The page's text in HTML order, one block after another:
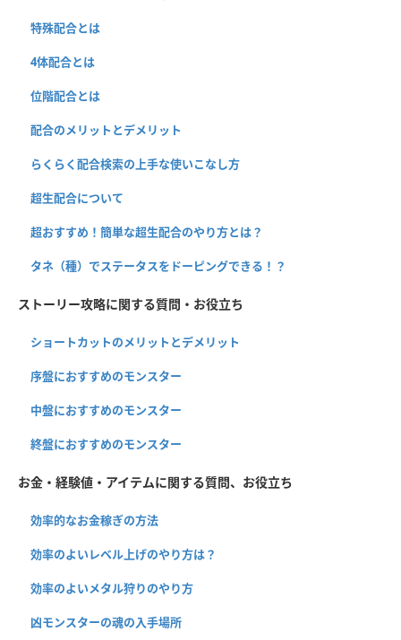
特殊配合とは
4体配合とは
位階配合とは
配合のメリットとデメリット
らくらく配合検索の上手な使いこなし方
超生配合について
超おすすめ！簡単な超生配合のやり方とは？
タネ（種）でステータスをドーピングできる！？
ストーリー攻略に関する質問・お役立ち
ショートカットのメリットとデメリット
序盤におすすめのモンスター
中盤におすすめのモンスター
終盤におすすめのモンスター
お金・経験値・アイテムに関する質問、お役立ち
効率的なお金稼ぎの方法
効率のよいレベル上げのやり方は？
効率のよいメタル狩りのやり方
凶モンスターの魂の入手場所